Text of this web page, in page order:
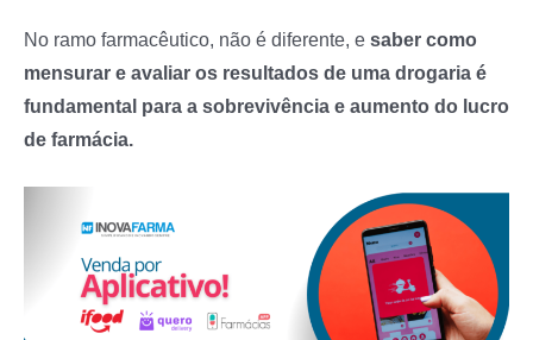
No ramo farmacêutico, não é diferente, e saber como
mensurar e avaliar os resultados de uma drogaria é
fundamental para a sobrevivência e aumento do lucro
de farmácia.